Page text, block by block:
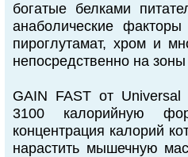
богатые белками
анаболические
пироглутамат, хром и
непосредственно на
GAIN FAST от
3100 калорийную
концентрация калорий
нарастить мышечную